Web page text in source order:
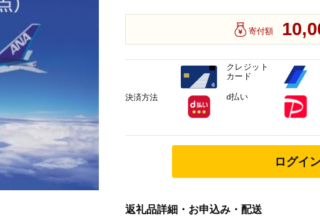
寄付額
ログイン
返礼品詳細・お申込み・配送
決済方法
クレジット
カード
d払い